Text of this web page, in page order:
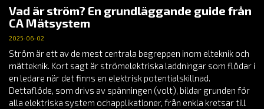
Vad är ström? En grundläggande guide från
CA Mätsystem
2025-06-02
Ström är ett av de mest centrala begreppen inom elteknik och
mätteknik. Kort sagt är strömelektriska laddningar som flödar i
en ledare när det finns en elektrisk potentialskillnad.
Dettaflöde, som drivs av spänningen (volt), bildar grunden för
alla elektriska system ochapplikationer, från enkla kretsar till